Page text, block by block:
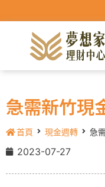
急需新竹現
首頁 現金週轉 急
2023-07-27